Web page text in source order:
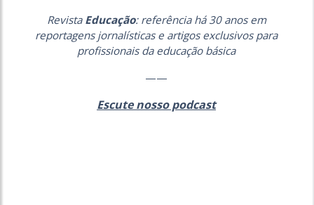
Revista Educação: referência há 30 anos em
reportagens jornalísticas e artigos exclusivos para
profissionais da educação básica
——
Escute nosso podcast